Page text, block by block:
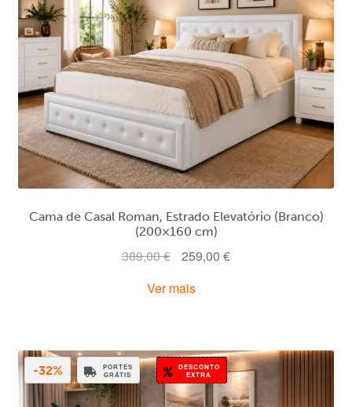
Cama de Casal Roman, Estrado Elevatório (Branco)
(200×160 cm)
389,00€
O
original
259,00 €O
Ver mais
PORTES
GRÁTIS
DESCONTO
EXTRA
-32%